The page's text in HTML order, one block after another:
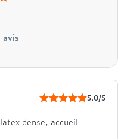
avis
5.0/5
dense, accueil